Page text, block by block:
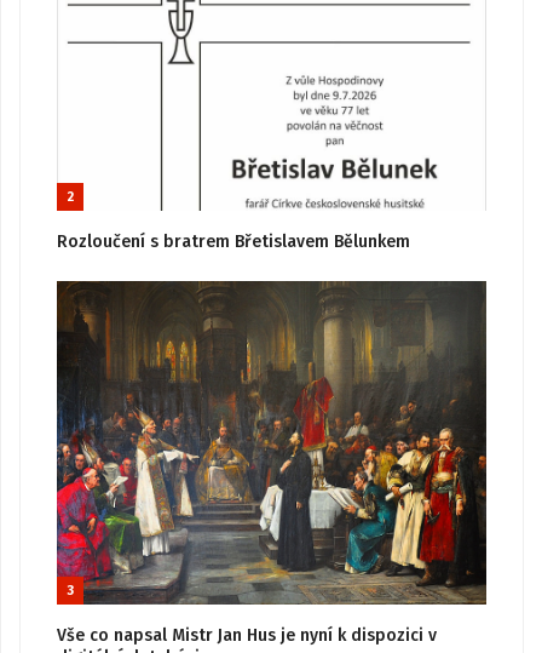
2
Rozloučení s bratrem Břetislavem Bělunkem
3
Vše co napsal Mistr Jan Hus je nyní k dispozici v